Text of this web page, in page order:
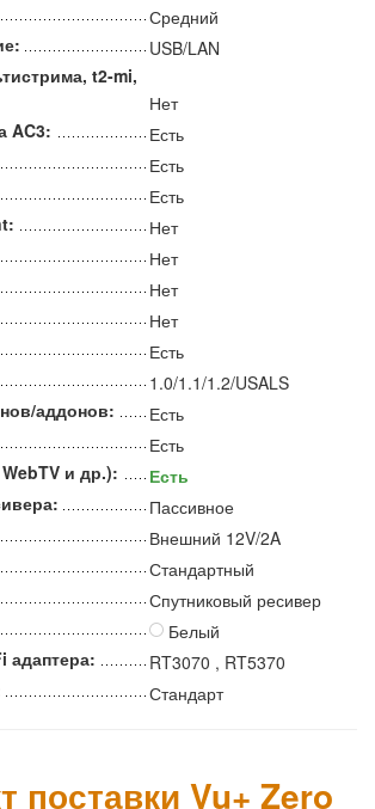
Средний
USB/LAN
t2-mi,
Нет
AC3:
Есть
Есть
Есть
Нет
Нет
Нет
Нет
Есть
1.0/1.1/1.2/USALS
аддонов:
Есть
Есть
и др.):
Есть
Пассивное
Внешний 12V/2A
Стандартный
Спутниковый ресивер
Белый
адаптера:
RT3070 , RT5370
Стандарт
поставки Vu+ Zero